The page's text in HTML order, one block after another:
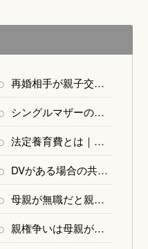
再婚相手が親子交流（面会交流）を嫌がる場合は拒否できる？対処法やリスクなど
シングルマザーの養育費の相場はいくら？子供の人数別の金額と注意点
法定養育費とは｜いつから・何歳まで・いくらもらえるなどの疑問を解説
DVがある場合の共同親権はどうなる？回避するための対処法を解説
母親が無職だと親権者になれない？獲得するためのポイントなど
親権争いは母親が有利？女性が負ける場合や親権を獲得するポイント